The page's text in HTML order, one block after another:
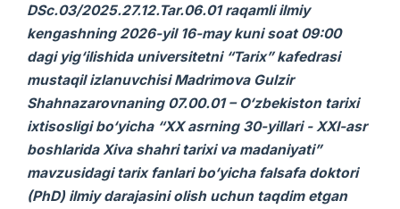
DSc.03/2025.27.12.Tar.06.01 raqamli ilmiy
kengashning 2026-yil 16-may kuni soat 09:00
dagi yig‘ilishida universitetni “Tarix” kafedrasi
mustaqil izlanuvchisi Madrimova Gulzir
Shahnazarovnaning 07.00.01 – O‘zbekiston tarixi
ixtisosligi bo‘yicha “XX asrning 30-yillari - XXI-asr
boshlarida Xiva shahri tarixi va madaniyati”
mavzusidagi tarix fanlari bo‘yicha falsafa doktori
(PhD) ilmiy darajasini olish uchun taqdim etgan